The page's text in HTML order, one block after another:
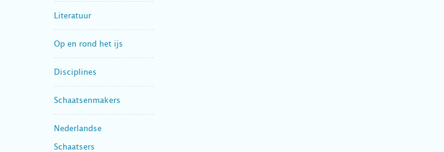
Literatuur
Op en rond het ijs
Disciplines
Schaatsenmakers
Nederlandse
Schaatsers